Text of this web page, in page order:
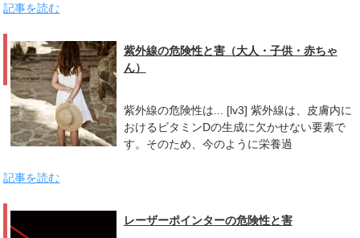
記事を読む
紫外線の危険性と害（大人・子供・赤ちゃ
ん）
紫外線の危険性は... [lv3] 紫外線は、皮膚内に
おけるビタミンDの生成に欠かせない要素で
す。そのため、今のように栄養過
記事を読む
レーザーポインターの危険性と害